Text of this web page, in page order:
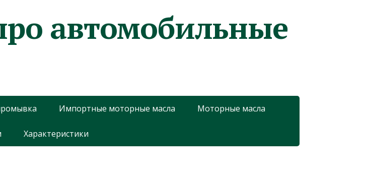
автомобильные
Импортные моторные масла Моторные масла
Характеристики